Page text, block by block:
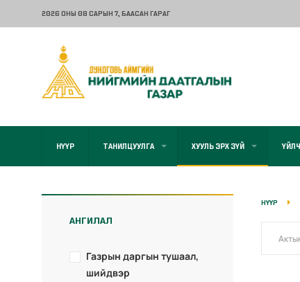
2026 ОНЫ 08 САРЫН 7, БААСАН ГАРАГ
НҮҮР ТАНИЛЦУУЛГА ХУУЛЬ ЭРХ ЗҮЙ
АНГИЛАЛ
Газрын даргын тушаал,
шийдвэр
НҮҮР